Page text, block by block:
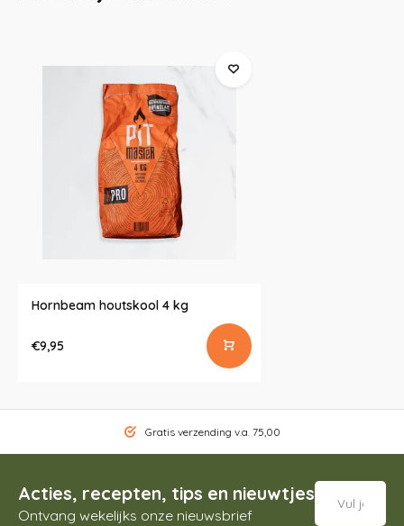
Hornbeam houtskool 4 kg
€9,95
Gratis verzending v.a. 75,00
Acties, recepten, tips en nieuwtjes
Ontvang wekelijks onze nieuwsbrief